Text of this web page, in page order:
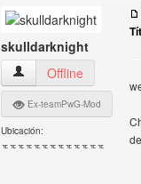
skulldarknight
skulldarknight Ver
Offline
Ex-teamPwG-Mod
Ubicación:
ᅚᅚᅚᅚᅚᅚᅚᅚᅚᅚᅚᅚᅚ